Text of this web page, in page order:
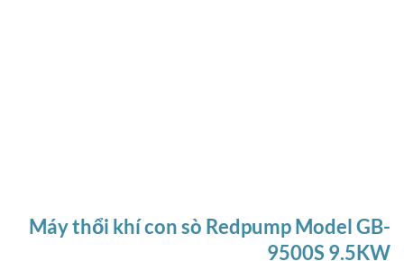
Máy thổi khí con sò Redpump Model GB-
9500S 9.5KW